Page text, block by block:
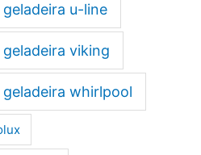
u-line
viking
whirlpool